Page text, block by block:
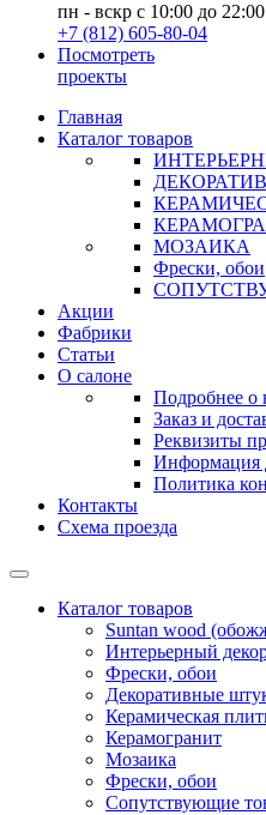
пн - вскр с 10:00 до 22:00
+7 (812) 605-80-04
Посмотреть
проекты
Главная
Каталог товаров
МОЗАИКА
Фрески, обои
Акции
Фабрики
Статьи
О салоне
Подробнее о
Заказ и
Реквизиты
Информация
Политика
Контакты
Схема проезда
Каталог товаров
Suntan wood
Интерьерный
Фрески, обои
Декоративные
Керамическая
Керамогранит
Мозаика
Фрески, обои
Сопутствующие